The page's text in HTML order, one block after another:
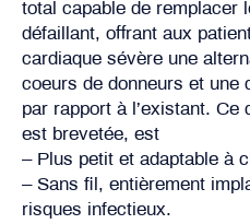
total capable de remplacer
défaillant, offrant aux
cardiaque sévère une
coeurs de donneurs et une
par rapport à l’existant. Ce
est brevetée, est
– Plus petit et adaptable à
– Sans fil, entièrement
risques infectieux.